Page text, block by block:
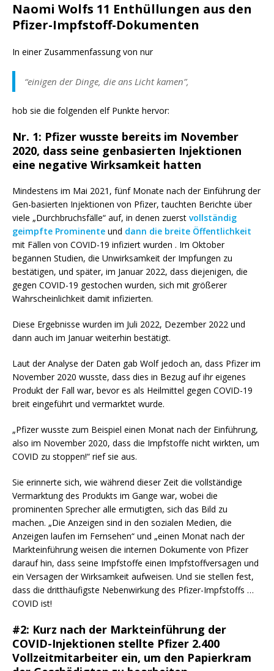
Naomi Wolfs 11 Enthüllungen aus den
Pfizer-Impfstoff-Dokumenten
In einer Zusammenfassung von nur
“einigen der Dinge, die ans Licht kamen”,
hob sie die folgenden elf Punkte hervor:
Nr. 1: Pfizer wusste bereits im November
2020, dass seine genbasierten Injektionen
eine negative Wirksamkeit hatten
Mindestens im Mai 2021, fünf Monate nach der Einführung der
Gen-basierten Injektionen von Pfizer, tauchten Berichte über
viele „Durchbruchsfälle“ auf, in denen zuerst vollständig
geimpfte Prominente und dann die breite Öffentlichkeit
mit Fällen von COVID-19 infiziert wurden . Im Oktober
begannen Studien, die Unwirksamkeit der Impfungen zu
bestätigen, und später, im Januar 2022, dass diejenigen, die
gegen COVID-19 gestochen wurden, sich mit größerer
Wahrscheinlichkeit damit infizierten.
Diese Ergebnisse wurden im Juli 2022, Dezember 2022 und
dann auch im Januar weiterhin bestätigt.
Laut der Analyse der Daten gab Wolf jedoch an, dass Pfizer im
November 2020 wusste, dass dies in Bezug auf ihr eigenes
Produkt der Fall war, bevor es als Heilmittel gegen COVID-19
breit eingeführt und vermarktet wurde.
„Pfizer wusste zum Beispiel einen Monat nach der Einführung,
also im November 2020, dass die Impfstoffe nicht wirkten, um
COVID zu stoppen!“ rief sie aus.
Sie erinnerte sich, wie während dieser Zeit die vollständige
Vermarktung des Produkts im Gange war, wobei die
prominenten Sprecher alle ermutigten, sich das Bild zu
machen. „Die Anzeigen sind in den sozialen Medien, die
Anzeigen laufen im Fernsehen“ und „einen Monat nach der
Markteinführung weisen die internen Dokumente von Pfizer
darauf hin, dass seine Impfstoffe einen Impfstoffversagen und
ein Versagen der Wirksamkeit aufweisen. Und sie stellen fest,
dass die dritthäufigste Nebenwirkung des Pfizer-Impfstoffs …
COVID ist!
#2: Kurz nach der Markteinführung der
COVID-Injektionen stellte Pfizer 2.400
Vollzeitmitarbeiter ein, um den Papierkram